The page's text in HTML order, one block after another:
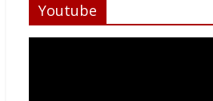
Youtube